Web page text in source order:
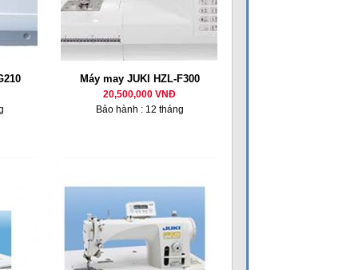
Máy may JUKI HZL-F300
20,500,000 VNĐ
Bảo hành : 12 tháng